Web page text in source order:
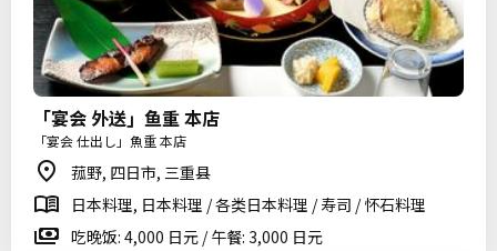
「宴会 外送」鱼重 本店
「宴会 仕出し」魚重 本店
菰野, 四日市, 三重县
日本料理, 日本料理 / 各类日本料理 / 寿司 / 怀石料理
吃晚饭: 4,000 日元 / 午餐: 3,000 日元